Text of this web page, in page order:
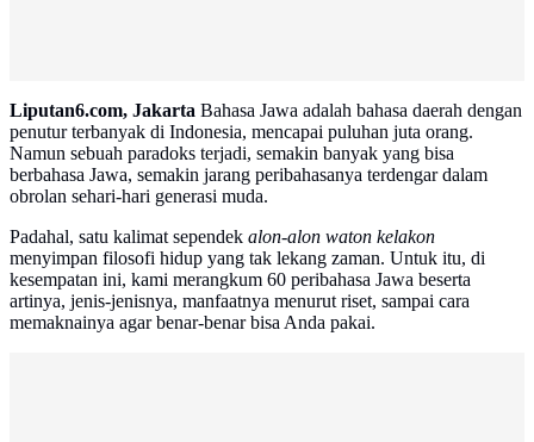
Liputan6.com, Jakarta Bahasa Jawa adalah bahasa daerah dengan
penutur terbanyak di Indonesia, mencapai puluhan juta orang.
Namun sebuah paradoks terjadi, semakin banyak yang bisa
berbahasa Jawa, semakin jarang peribahasanya terdengar dalam
obrolan sehari-hari generasi muda.
Padahal, satu kalimat sependek alon-alon waton kelakon
menyimpan filosofi hidup yang tak lekang zaman. Untuk itu, di
kesempatan ini, kami merangkum 60 peribahasa Jawa beserta
artinya, jenis-jenisnya, manfaatnya menurut riset, sampai cara
memaknainya agar benar-benar bisa Anda pakai.